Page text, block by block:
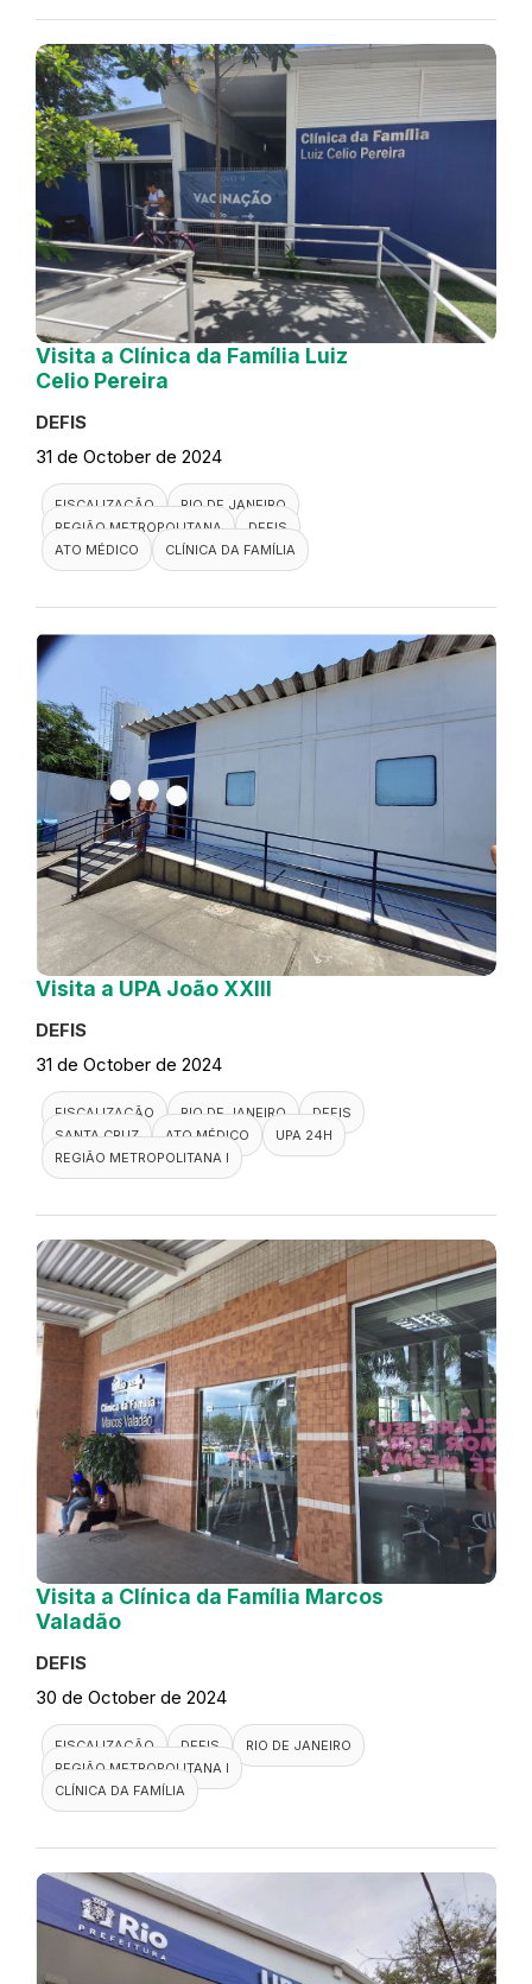
Visita a Clínica da Família Luiz
Celio Pereira
DEFIS
31 de October de 2024
FISCALIZAÇÃO
RIO DE JANEIRO
REGIÃO METROPOLITANA
DEFIS
ATO MÉDICO
CLÍNICA DA FAMÍLIA
Visita a UPA João XXIII
DEFIS
31 de October de 2024
FISCALIZAÇÃO RIO DE JANEIRO
DEFIS
SANTA CRUZ
ATO MÉDICO
UPA 24H
REGIÃO METROPOLITANA I
Visita a Clínica da Família Marcos
Valadão
DEFIS
30 de October de 2024
FISCALIZAÇÃO DEFIS
RIO DE JANEIRO
REGIÃO METROPOLITANA I
CLÍNICA DA FAMÍLIA